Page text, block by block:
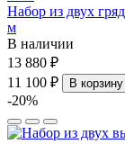
Набор из двух
м
В наличии
13 880 ₽
11 100 ₽
В корзину
-20%